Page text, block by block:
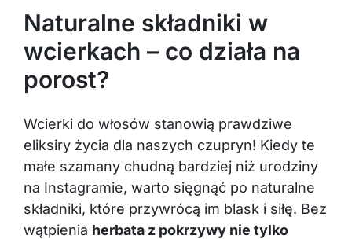
Naturalne składniki w
wcierkach – co działa na
porost?
Wcierki do włosów stanowią prawdziwe
eliksiry życia dla naszych czupryn! Kiedy te
małe szamany chudną bardziej niż urodziny
na Instagramie, warto sięgnąć po naturalne
składniki, które przywrócą im blask i siłę. Bez
wątpienia herbata z pokrzywy nie tylko